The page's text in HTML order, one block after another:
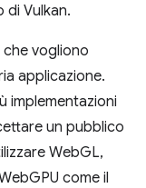
di Vulkan.
vogliono
applicazione.
implementazioni
un pubblico
WebGL,
come il